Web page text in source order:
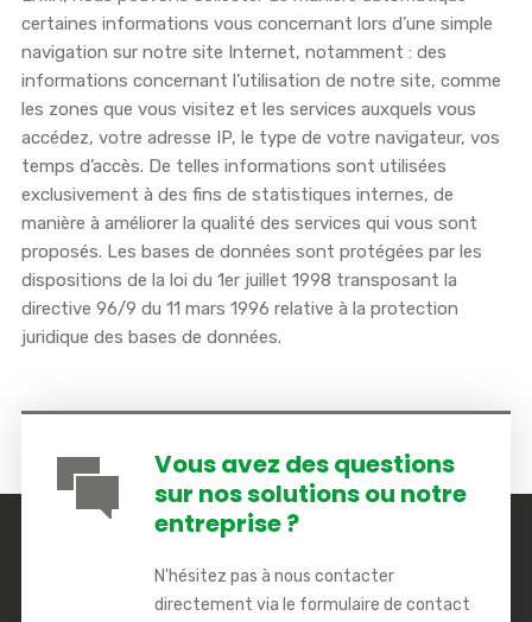
certaines informations vous concernant lors d’une simple
navigation sur notre site Internet, notamment : des
informations concernant l’utilisation de notre site, comme
les zones que vous visitez et les services auxquels vous
accédez, votre adresse IP, le type de votre navigateur, vos
temps d’accès. De telles informations sont utilisées
exclusivement à des fins de statistiques internes, de
manière à améliorer la qualité des services qui vous sont
proposés. Les bases de données sont protégées par les
dispositions de la loi du 1er juillet 1998 transposant la
directive 96/9 du 11 mars 1996 relative à la protection
juridique des bases de données.
Vous avez des questions
sur nos solutions ou notre
entreprise ?
N'hésitez pas à nous contacter
directement via le formulaire de contact